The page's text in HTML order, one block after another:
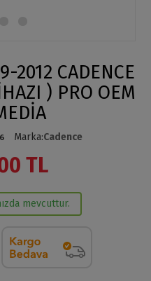
2012 CADENCE
) PRO OEM
Marka:Cadence
TL
mevcuttur.